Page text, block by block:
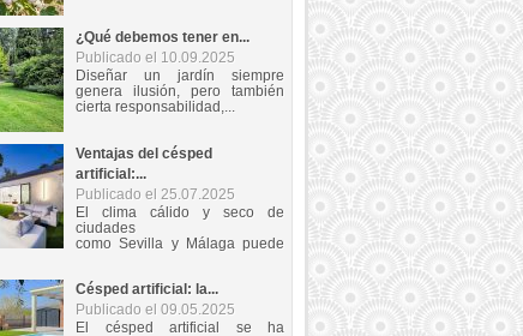
¿Qué debemos tener en...
Publicado el 10.09.2025
Diseñar un jardín siempre
genera ilusión, pero también
cierta responsabilidad,...
Ventajas del césped
artificial:...
Publicado el 25.07.2025
El clima cálido y seco de
ciudades
como Sevilla y Málaga puede
Césped artificial: la...
Publicado el 09.05.2025
El césped artificial se ha